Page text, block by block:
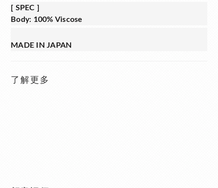
[ SPEC ]
Body: 100% Viscose
MADE IN JAPAN
了解更多